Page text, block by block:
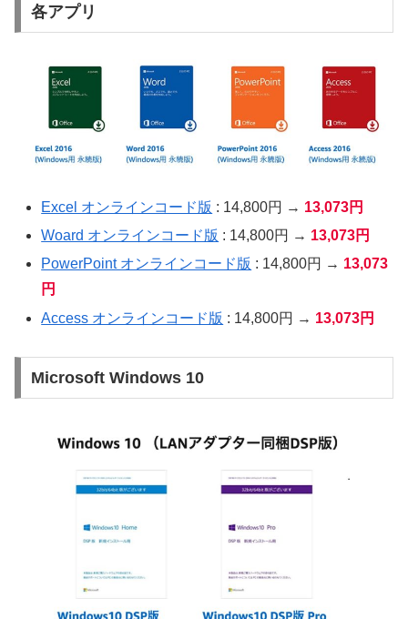
各アプリ
Excel オンラインコード版 : 14,800円 → 13,073円
Woard オンラインコード版 : 14,800円 → 13,073円
PowerPoint オンラインコード版 : 14,800円 → 13,073
円
Access オンラインコード版 : 14,800円 → 13,073円
Microsoft Windows 10